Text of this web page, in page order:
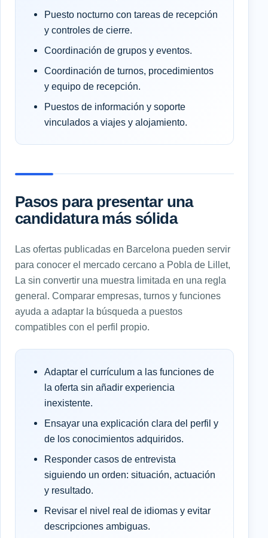
Puesto nocturno con tareas de recepción
y controles de cierre.
Coordinación de grupos y eventos.
Coordinación de turnos, procedimientos
y equipo de recepción.
Puestos de información y soporte
vinculados a viajes y alojamiento.
Pasos para presentar una
candidatura más sólida
Las ofertas publicadas en Barcelona pueden servir
para conocer el mercado cercano a Pobla de Lillet,
La sin convertir una muestra limitada en una regla
general. Comparar empresas, turnos y funciones
ayuda a adaptar la búsqueda a puestos
compatibles con el perfil propio.
Adaptar el currículum a las funciones de
la oferta sin añadir experiencia
inexistente.
Ensayar una explicación clara del perfil y
de los conocimientos adquiridos.
Responder casos de entrevista
siguiendo un orden: situación, actuación
y resultado.
Revisar el nivel real de idiomas y evitar
descripciones ambiguas.